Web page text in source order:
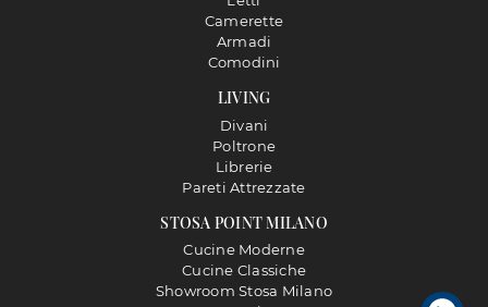
STOSA POINT MILANO
Cucine Moderne
Cucine Classiche
Showroom Stosa Milano
LIVING
Divani
Poltrone
Librerie
Pareti Attrezzate
Camerette
Armadi
Comodini